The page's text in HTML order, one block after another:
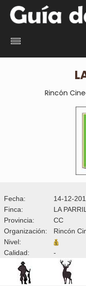
Rincón
Fecha:
14-12-
Finca:
LA
Provincia:
CC
Organización:
Rincón
Nivel:
Calidad:
-